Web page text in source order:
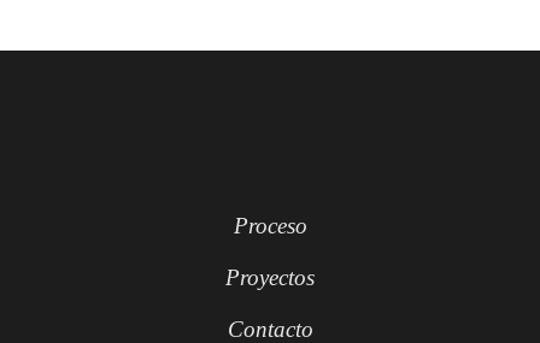
Proceso
Proyectos
Contacto